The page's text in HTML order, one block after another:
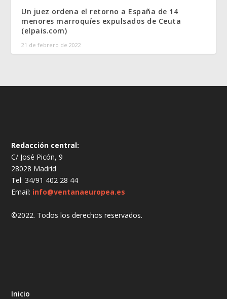
Un juez ordena el retorno a España de 14
menores marroquíes expulsados de Ceuta
(elpais.com)
21 de febrero de 2022
Redacción central:
C/ José Picón, 9
28028 Madrid
Tel: 34/91 402 28 44
Email: info@ventanaeuropea.es
©2022. Todos los derechos reservados.
Inicio